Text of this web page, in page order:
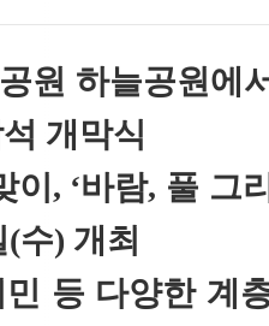
원 하늘공원에
개막식
이, ‘바람, 풀 그
(수) 개최
민 등 다양한 계